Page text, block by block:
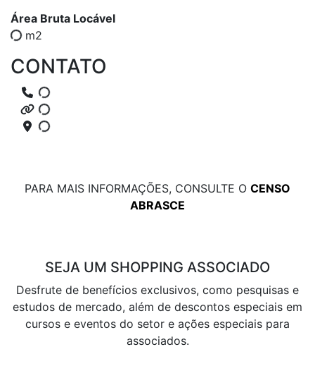
Área Bruta Locável
m2
CONTATO
PARA MAIS INFORMAÇÕES, CONSULTE O CENSO
ABRASCE
SEJA UM SHOPPING ASSOCIADO
Desfrute de benefícios exclusivos, como pesquisas e
estudos de mercado, além de descontos especiais em
cursos e eventos do setor e ações especiais para
associados.